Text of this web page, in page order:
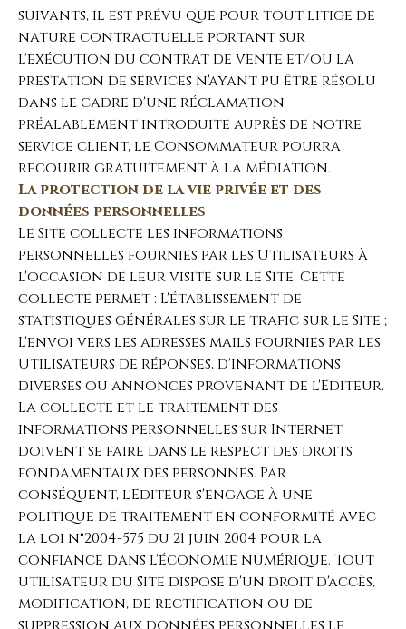
suivants, il est prévu que pour tout litige de
nature contractuelle portant sur
l'exécution du contrat de vente et/ou la
prestation de services n'ayant pu être résolu
dans le cadre d'une réclamation
préalablement introduite auprès de notre
service client, le Consommateur pourra
recourir gratuitement à la médiation.
La protection de la vie privée et des
données personnelles
Le Site collecte les informations
personnelles fournies par les Utilisateurs à
l'occasion de leur visite sur le Site. Cette
collecte permet : L'établissement de
statistiques générales sur le trafic sur le Site ;
L'envoi vers les adresses mails fournies par les
Utilisateurs de réponses, d'informations
diverses ou annonces provenant de l'Editeur.
La collecte et le traitement des
informations personnelles sur Internet
doivent se faire dans le respect des droits
fondamentaux des personnes. Par
conséquent, l'Editeur s'engage à une
politique de traitement en conformité avec
la loi n°2004-575 du 21 juin 2004 pour la
confiance dans l'économie numérique. Tout
utilisateur du Site dispose d'un droit d'accès,
modification, de rectification ou de